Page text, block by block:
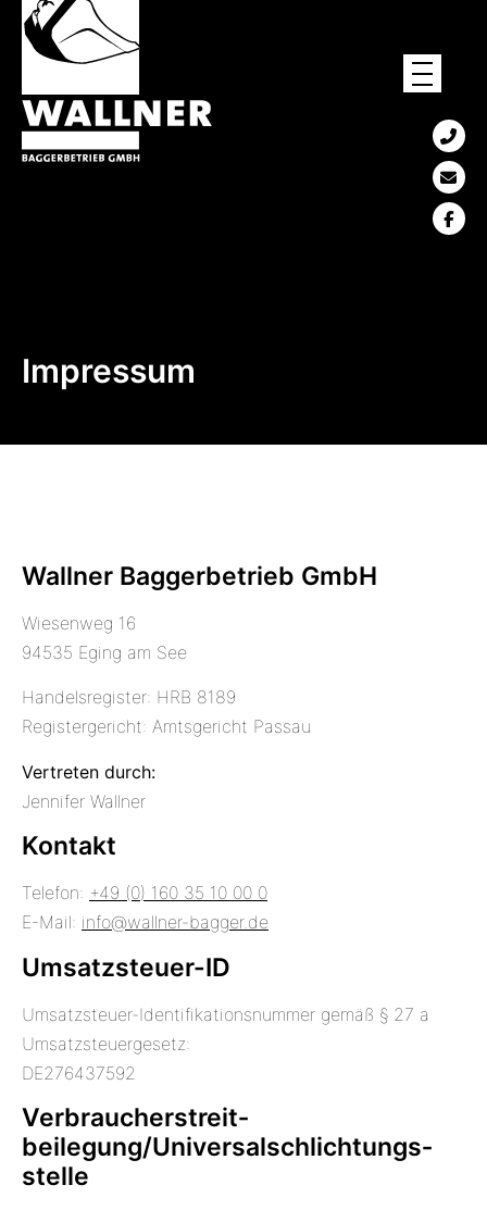
Impressum
Wallner Baggerbetrieb GmbH
Wiesenweg 16
94535 Eging am See
Handelsregister: HRB 8189
Registergericht: Amtsgericht Passau
Vertreten durch:
Jennifer Wallner
Kontakt
Telefon: +49 (0) 160 35 10 00 0
E-Mail: info@wallner-bagger.de
Umsatzsteuer-ID
Umsatzsteuer-Identifikationsnummer gemäß § 27 a
Umsatzsteuergesetz:
DE276437592
Verbraucher­streit­
beilegung/Universal­schlichtungs­
stelle